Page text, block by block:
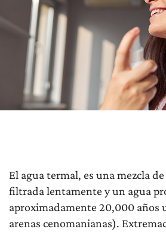
El agua termal, es una mezcla
filtrada lentamente y un agua
aproximadamente 20,000 años
arenas cenomanianas).